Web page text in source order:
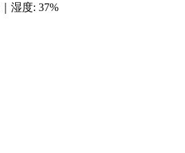
湿度: 37%